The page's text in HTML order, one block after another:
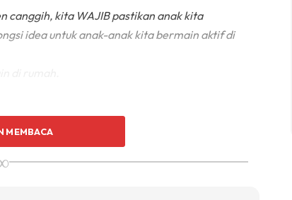
canggih, kita WAJIB pastikan anak kita
idea untuk anak-anak kita bermain aktif di
MEMBACA